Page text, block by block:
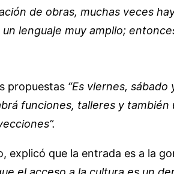
de obras, muchas veces
un lenguaje muy amplio;
propuestas “Es viernes,
funciones, talleres y
explicó que la entrada es a la